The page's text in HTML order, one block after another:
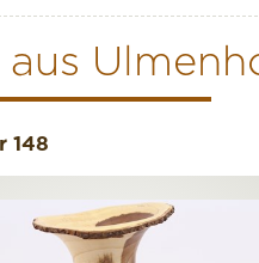
& KURSE
aus
148